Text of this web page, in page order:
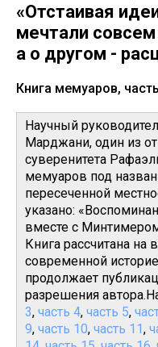
«Отстаивая
мечтали
а о другом -
Книга мемуаров,
Научный
Марджани, один из
суверенитета
мемуаров под
пересеченной
указано:
вместе с
Книга рассчитана на
современной
продолжает
разрешения
3, часть 4, часть 5,
9, часть 10, часть 11,